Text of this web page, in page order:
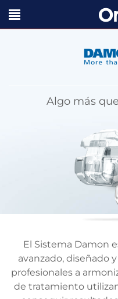
Algo más
El Sistema Damon
avanzado, diseñado
profesionales a
de tratamiento